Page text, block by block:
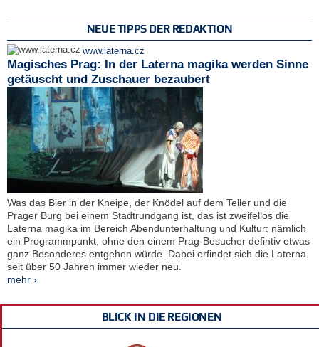
NEUE TIPPS DER REDAKTION
www.laterna.cz
Magisches Prag: In der Laterna magika werden Sinne
getäuscht und Zuschauer bezaubert
Was das Bier in der Kneipe, der Knödel auf dem Teller und die
Prager Burg bei einem Stadtrundgang ist, das ist zweifellos die
Laterna magika im Bereich Abendunterhaltung und Kultur: nämlich
ein Programmpunkt, ohne den einem Prag-Besucher defintiv etwas
ganz Besonderes entgehen würde. Dabei erfindet sich die Laterna
seit über 50 Jahren immer wieder neu.
mehr ›
BLICK IN DIE REGIONEN